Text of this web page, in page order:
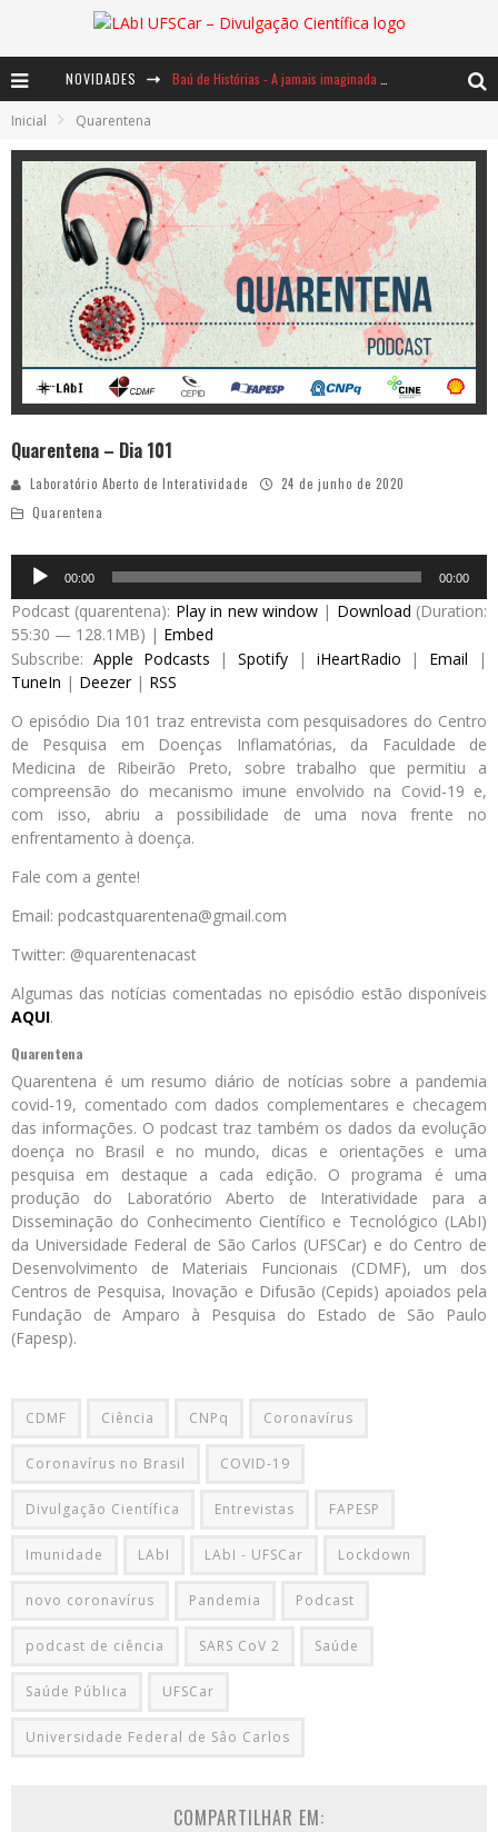
NOVIDADES
Notáveis: Bertha Lutz
Inicial Quarentena
Quarentena – Dia 101
Laboratório Aberto de Interatividade
24 de junho de 2020
Quarentena
Audio
Player
00:00 00:00
Podcast (quarentena): Play in new window| Download (Duration:
55:30 — 128.1MB) | Embed
Subscribe: Apple Podcasts |Spotify | iHeartRadio | Email |
TuneIn | Deezer| RSS
O episódio Dia 101 traz entrevista com pesquisadores do Centro
de Pesquisa em Doenças Inflamatórias, da Faculdade de
Medicina de Ribeirão Preto, sobre trabalho que permitiu a
compreensão do mecanismo imune envolvido na Covid-19 e,
com isso, abriu a possibilidade de uma nova frente no
enfrentamento à doença.
Fale com a gente!
Email: podcastquarentena@gmail.com
Twitter: @quarentenacast
Algumas das notícias comentadas no episódio estão disponíveis
AQUI.
Quarentena
Quarentena é um resumo diário de notícias sobre a pandemia
covid-19, comentado com dados complementares e checagem
das informações. O podcast traz também os dados da evolução
doença no Brasil e no mundo, dicas e orientações e uma
pesquisa em destaque a cada edição. O programa é uma
produção do Laboratório Aberto de Interatividade para a
Disseminação do Conhecimento Científico e Tecnológico (LAbI)
da Universidade Federal de São Carlos (UFSCar) e do Centro de
Desenvolvimento de Materiais Funcionais (CDMF), um dos
Centros de Pesquisa, Inovação e Difusão (Cepids) apoiados pela
Fundação de Amparo à Pesquisa do Estado de São Paulo
(Fapesp).
CDMF Ciência CNPq Coronavírus
Coronavírus no Brasil COVID-19
Divulgação Científica Entrevistas FAPESP
Imunidade LAbI LAbI - UFSCar Lockdown
novo coronavírus Pandemia Podcast
podcast de ciência SARS CoV 2 Saúde
Saúde Pública UFSCar
Universidade Federal de Sâo Carlos
COMPARTILHAR EM: